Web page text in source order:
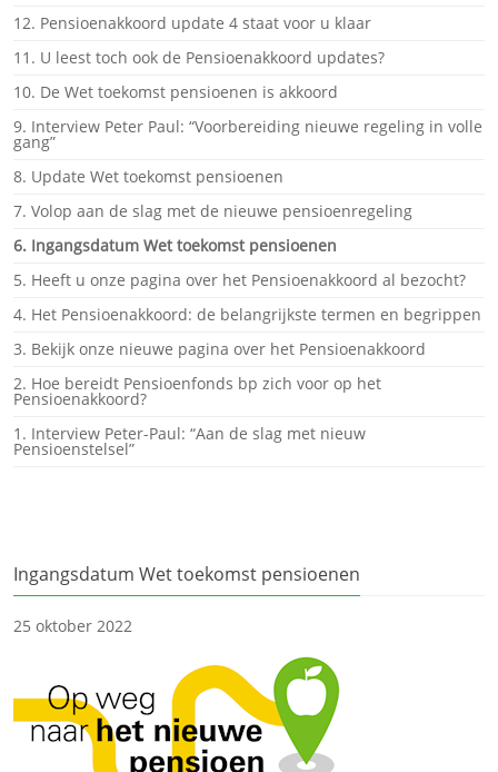
12. Pensioenakkoord update 4 staat voor u klaar
11. U leest toch ook de Pensioenakkoord updates?
10. De Wet toekomst pensioenen is akkoord
9. Interview Peter Paul: “Voorbereiding nieuwe regeling in volle
gang”
8. Update Wet toekomst pensioenen
7. Volop aan de slag met de nieuwe pensioenregeling
6. Ingangsdatum Wet toekomst pensioenen
5. Heeft u onze pagina over het Pensioenakkoord al bezocht?
4. Het Pensioenakkoord: de belangrijkste termen en begrippen
3. Bekijk onze nieuwe pagina over het Pensioenakkoord
2. Hoe bereidt Pensioenfonds bp zich voor op het
Pensioenakkoord?
1. Interview Peter-Paul: “Aan de slag met nieuw
Pensioenstelsel”
Ingangsdatum Wet toekomst pensioenen
25 oktober 2022